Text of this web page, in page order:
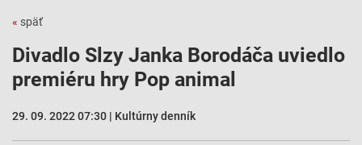
« späť
Divadlo Slzy Janka Borodáča uviedlo
premiéru hry Pop animal
29. 09. 2022 07:30 | Kultúrny denník